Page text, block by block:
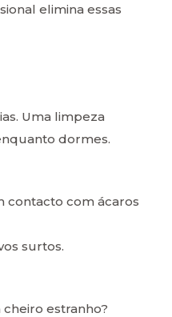
elimina essas
Uma limpeza
dormes.
contacto com ácaros
surtos.
cheiro estranho?